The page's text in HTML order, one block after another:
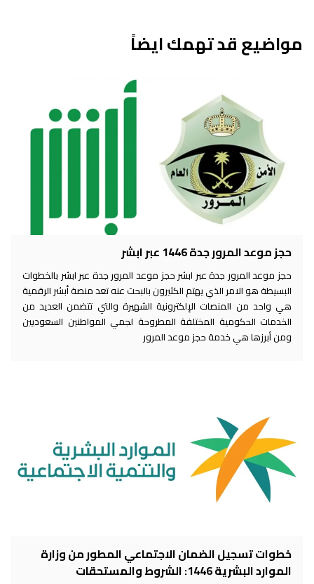
مواضيع قد تهمك ايضاً
حجز موعد المرور جدة 1446 عبر ابشر
حجز موعد المرور جدة عبر ابشر حجز موعد المرور جدة عبر ابشر بالخطوات
البسيطة هو الامر الذي يهتم الكثيرون بالبحث عنه تعد منصة أبشر الرقمية
هي واحد من المنصات الإلكترونية الشهيرة والتي تتضمن العديد من
الخدمات الحكومية المختلفة المطروحة لجمي المواطنين السعوديين
ومن أبرزها هي خدمة حجز موعد المرور
خطوات تسجيل الضمان الاجتماعي المطور من وزارة
الموارد البشرية 1446: الشروط والمستحقات